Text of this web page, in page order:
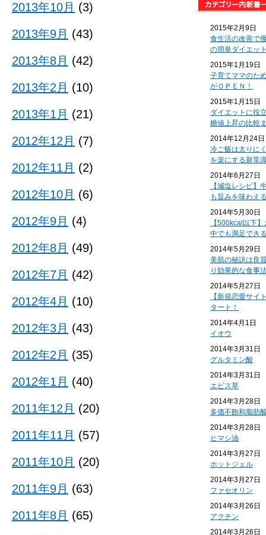
2015年2月9日
食生活の改善で
の簡単ダイエッ
2015年1月19日
子育てママのた
がＯＰＥＮ！
2015年1月15日
ダイエットに役
糖値上昇の比較
2014年12月24日
冷ご飯は太りに
を楽にする新常
2014年6月27日
【減塩レシピ】
も旨みを味わえ
2014年5月30日
【500kcal以下
中でも満足でき
2014年5月29日
美肌の秘訣は良
り効果的な食事
2014年5月27日
【新規恋愛サイ
タート！
2014年4月1日
イオウ
2014年3月31日
グルタミン酸
2014年3月31日
エビス草
2014年3月28日
多価不飽和脂肪
2014年3月28日
ヒマシ油
2014年3月27日
ホットジェル
2014年3月27日
ファセオリン
2014年3月26日
アクチン
2014年3月26日
2013年10月 (3)
2013年9月 (43)
2013年8月 (42)
2013年2月 (10)
2013年1月 (21)
2012年12月 (7)
2012年11月 (2)
2012年10月 (6)
2012年9月 (4)
2012年8月 (49)
2012年7月 (42)
2012年4月 (10)
2012年3月 (43)
2012年2月 (35)
2012年1月 (40)
2011年12月 (20)
2011年11月 (57)
2011年10月 (20)
2011年9月 (63)
2011年8月 (65)